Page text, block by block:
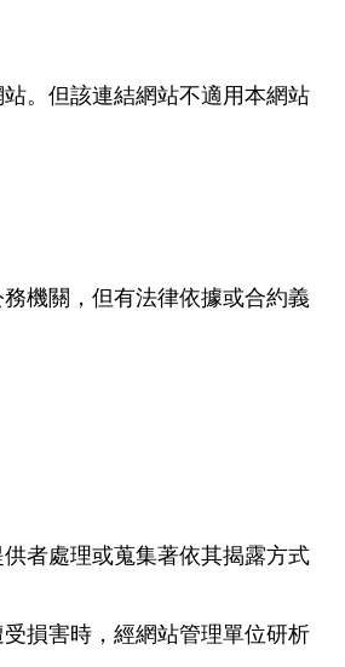
。但該連結網站不適用本網站
機關，但有法律依據或合約義
者處理或蒐集著依其揭露方式
損害時，經網站管理單位研析